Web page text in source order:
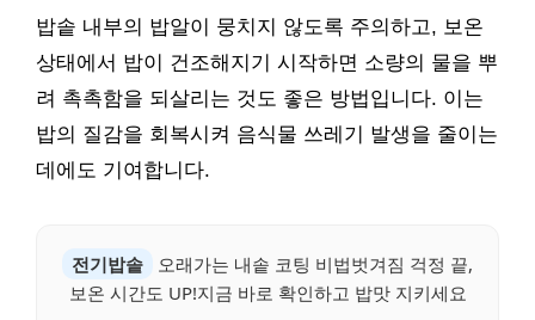
밥솥 내부의 밥알이 뭉치지 않도록 주의하고, 보온
상태에서 밥이 건조해지기 시작하면 소량의 물을 뿌
려 촉촉함을 되살리는 것도 좋은 방법입니다. 이는
밥의 질감을 회복시켜 음식물 쓰레기 발생을 줄이는
데에도 기여합니다.
전기밥솥
오래가는 내솥 코팅 비법벗겨짐 걱정 끝,
보온 시간도 UP!지금 바로 확인하고 밥맛 지키세요